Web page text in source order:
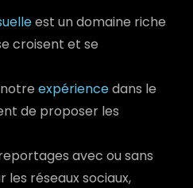
est un domaine riche
croisent et se
expériencedans le
de proposer les
avec ou sans
les réseaux sociaux,